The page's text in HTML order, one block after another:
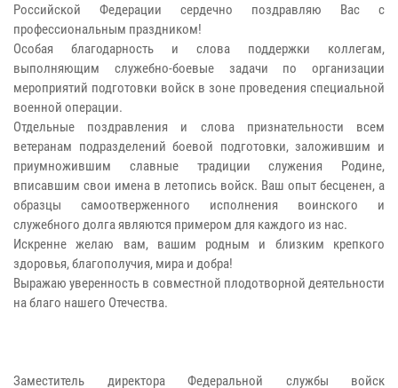
Российской Федерации сердечно поздравляю Вас с
профессиональным праздником!
Особая благодарность и слова поддержки коллегам,
выполняющим служебно-боевые задачи по организации
мероприятий подготовки войск в зоне проведения специальной
военной операции.
Отдельные поздравления и слова признательности всем
ветеранам подразделений боевой подготовки, заложившим и
приумножившим славные традиции служения Родине,
вписавшим свои имена в летопись войск. Ваш опыт бесценен, а
образцы самоотверженного исполнения воинского и
служебного долга являются примером для каждого из нас.
Искренне желаю вам, вашим родным и близким крепкого
здоровья, благополучия, мира и добра!
Выражаю уверенность в совместной плодотворной деятельности
на благо нашего Отечества.
Заместитель директора Федеральной службы войск